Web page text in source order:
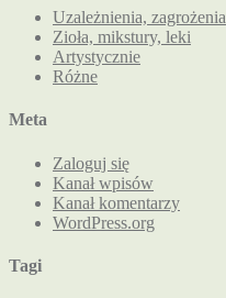
Uzależnienia, zagrożenia
Zioła, mikstury, leki
Artystycznie
Różne
Meta
Zaloguj się
Kanał wpisów
Kanał komentarzy
WordPress.org
Tagi